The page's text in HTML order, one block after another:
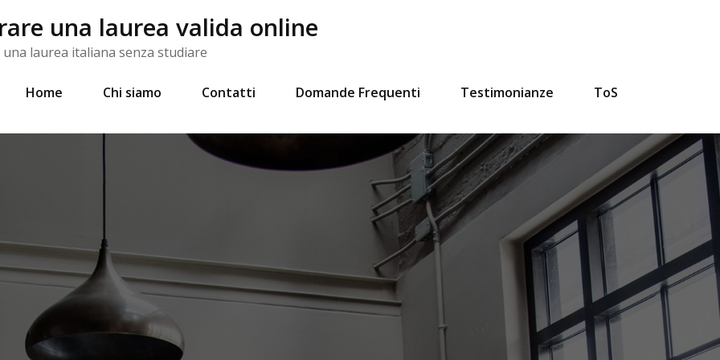
una laurea valida online
laurea italiana senza studiare
Home Chi siamo Contatti Domande Frequenti Testimonianze ToS